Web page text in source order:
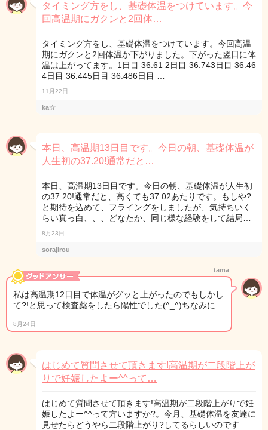
タイミング方をし、基礎体温をつけています。今
回高温期にガクンと2回体…
タイミング方をし、基礎体温をつけています。今回高温
期にガクンと2回体温か下がりました。下がった翌日に体
温は上がってます。1日目 36.61 2日目 36.743日目 36.46
4日目 36.445日目 36.486日目 …
11月22日
ka☆
本日、高温期13日目です。今日の朝、基礎体温が
人生初の37.20!通常だと…
本日、高温期13日目です。今日の朝、基礎体温が人生初
の37.20!通常だと、高くても37.02あたりです。もしや?
と期待を込めて、フライングをしましたが、気持ちいく
らい真っ白、、、どなたか、同じ様な経験をして結局…
8月23日
sorajirou
tama
私は高温期12日目で体温がグッと上がったのでもしかし
て?!と思って検査薬をしたら陽性でした(^_^)ちなみに…
8月24日
はじめて質問させて頂きます!高温期が二段階上が
りで妊娠したよー^^って…
はじめて質問させて頂きます!高温期が二段階上がりで妊
娠したよー^^って方いますか?。今月、基礎体温を友達に
見せたらどうやら二段階上がり?してるらしいのです